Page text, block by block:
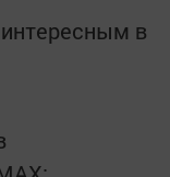
в